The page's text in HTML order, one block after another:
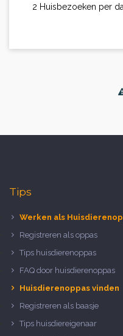
2 Huisbezoeken per
Tips
Werken als
Registreren als oppas
Tips huisdierenoppas
FAQ door huisdierenoppas
Huisdierenoppas vinden
Registreren als baasje
Tips huisdiereigenaar